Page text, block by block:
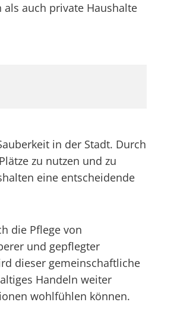
auch private Haushalte
in der Stadt. Durch
zu nutzen und zu
eine entscheidende
die Pflege von
und gepflegter
dieser gemeinschaftliche
Handeln weiter
wohlfühlen können.